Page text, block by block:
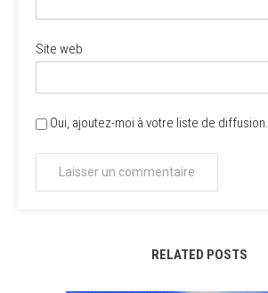
Site web
Oui, ajoutez-moi à votre liste de diffusion.
RELATED POSTS